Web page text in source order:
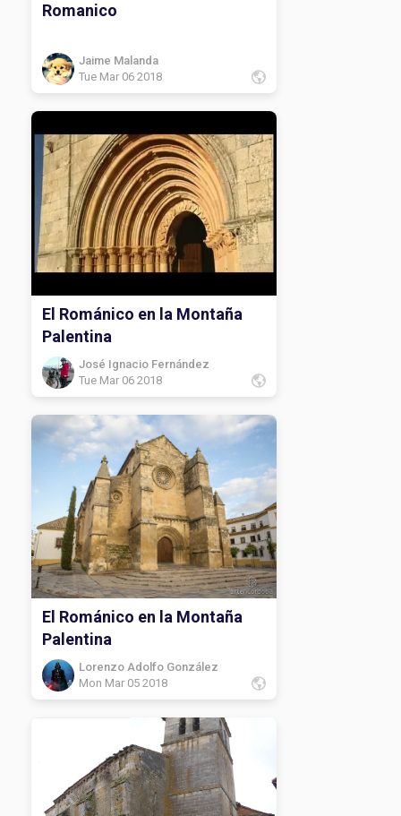
Romanico
Jaime Malanda
Tue Mar 06 2018
El Románico en la Montaña
Palentina
José Ignacio Fernández
Tue Mar 06 2018
El Románico en la Montaña
Palentina
Lorenzo Adolfo González
Mon Mar 05 2018